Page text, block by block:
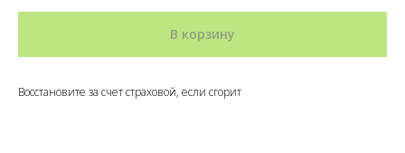
В корзину
Восстановите за счет страховой, если сгорит